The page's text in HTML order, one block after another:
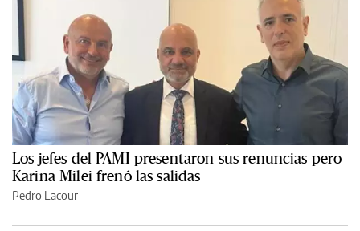
Los jefes del PAMI presentaron sus renuncias pero
Karina Milei frenó las salidas
Pedro Lacour